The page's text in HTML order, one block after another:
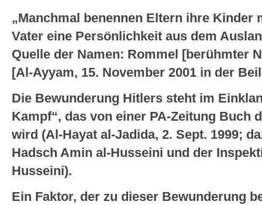
„Manchmal benennen Eltern ihre Kinder
Vater eine Persönlichkeit aus dem
Quelle der Namen: Rommel [berühmter
[Al-Ayyam, 15. November 2001 in der
Die Bewunderung Hitlers steht im
Kampf“, das von einer PA-Zeitung Buch
wird (Al-Hayat al-Jadida, 2. Sept. 1999;
Hadsch Amin al-Husseini und der
Husseini).
Ein Faktor, der zu dieser Bewunderung